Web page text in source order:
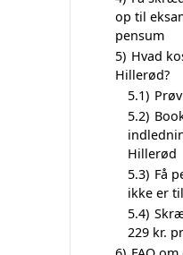
op til
pensum
5) Hvad
Hillerød?
5.1)
5.2)
Hillerød
5.3) Få
ikke er
5.4)
229 kr.